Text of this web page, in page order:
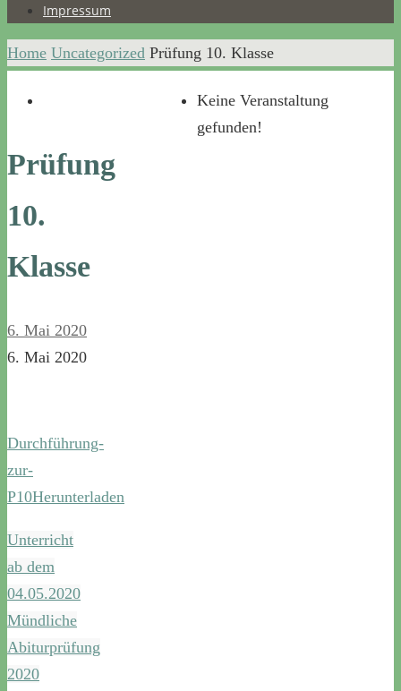
Impressum
Home Uncategorized Prüfung 10. Klasse
Prüfung
10.
Klasse
6. Mai 2020
6. Mai 2020
Durchführung-
zur-
P10Herunterladen
Unterricht
ab dem
04.05.2020
Mündliche
Abiturprüfung
2020
Keine Veranstaltung
gefunden!